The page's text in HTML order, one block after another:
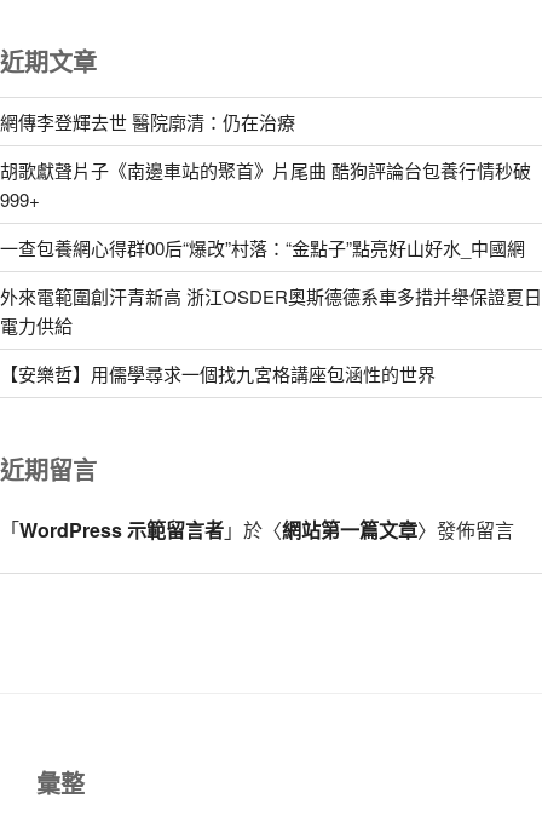
近期文章
網傳李登輝去世 醫院廓清：仍在治療
胡歌獻聲片子《南邊車站的聚首》片尾曲 酷狗評論台包養行情秒破
999+
一查包養網心得群00后“爆改”村落：“金點子”點亮好山好水_中國網
外來電範圍創汗青新高 浙江OSDER奧斯德德系車多措并舉保證夏日
電力供給
【安樂哲】用儒學尋求一個找九宮格講座包涵性的世界
近期留言
「WordPress 示範留言者」於〈網站第一篇文章〉發佈留言
彙整